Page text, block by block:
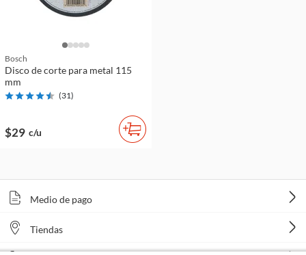
Bosch
Disco de corte para metal 115
mm
(31)
$29 c/u
Medio de pago
Tiendas